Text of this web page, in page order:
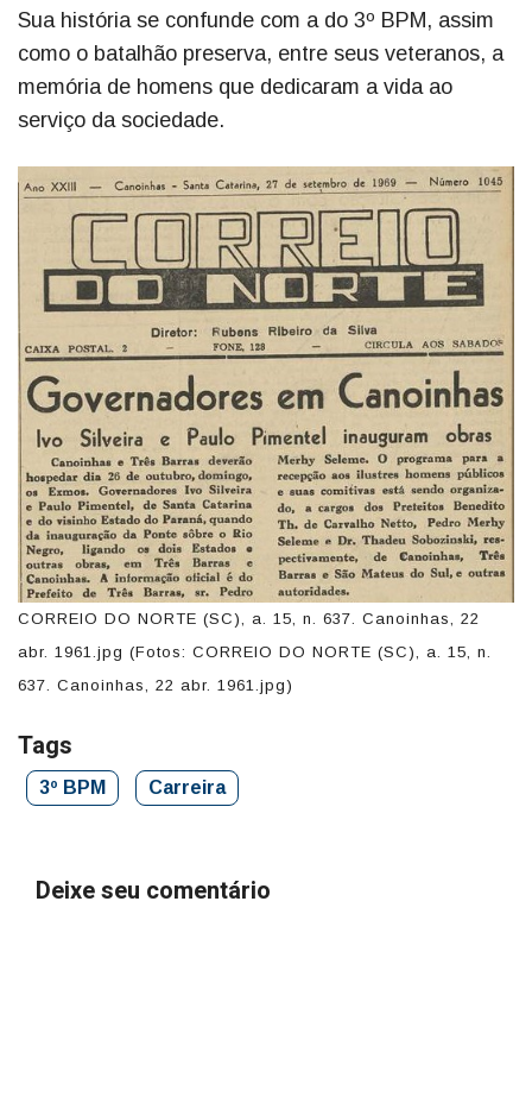
Sua história se confunde com a do 3º BPM, assim
como o batalhão preserva, entre seus veteranos, a
memória de homens que dedicaram a vida ao
serviço da sociedade.
CORREIO DO NORTE (SC), a. 15, n. 637. Canoinhas, 22
abr. 1961.jpg (Fotos: CORREIO DO NORTE (SC), a. 15, n.
637. Canoinhas, 22 abr. 1961.jpg)
Tags
3º BPM Carreira
Deixe seu comentário